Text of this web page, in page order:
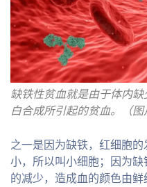
缺铁性贫血就是由于体内
白合成所引起的贫血。（图
之一是因为缺铁，红细胞
小，所以叫小细胞；因为缺
的减少，造成血的颜色由鲜